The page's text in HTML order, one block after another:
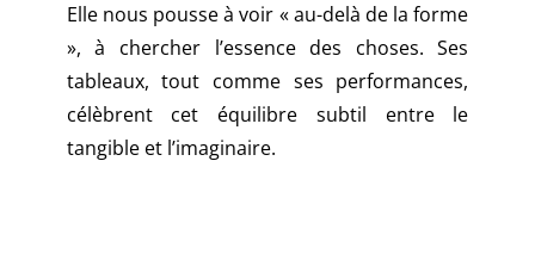
Elle nous pousse à voir « au-delà de la forme
», à chercher l’essence des choses. Ses
tableaux, tout comme ses performances,
célèbrent cet équilibre subtil entre le
tangible et l’imaginaire.